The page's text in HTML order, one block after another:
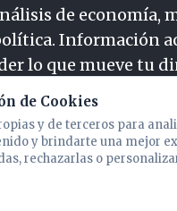
de economía,
Información
lo que mueve tu
país.
Nosotros
Cookies
de Cookies
y de terceros para
y brindarte una mejor
rechazarlas o